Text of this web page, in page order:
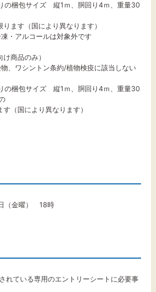
包サイズ 縦1ｍ、胴回り4ｍ、重量30
（国により異なります）
アルコールは対象外です
商品のみ）
ワシントン条約/植物検疫に該当しない
包サイズ 縦1ｍ、胴回り4ｍ、重量30
により異なります）
（金曜） 18時
れている専用のエントリーシートに必要事